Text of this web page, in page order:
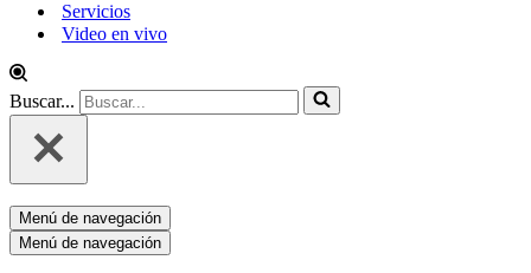
Servicios
Video en vivo
Buscar...
Menú de navegación
Menú de navegación